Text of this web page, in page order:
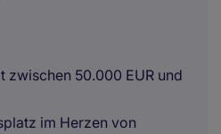
zwischen 50.000 EUR und
im Herzen von